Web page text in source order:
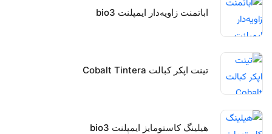
اباتمنت زاویه‌دار ایمپلنت bio3
تینت اپکر کبالت Cobalt Tintera
هیلینگ کاستومایز ایمپلنت bio3